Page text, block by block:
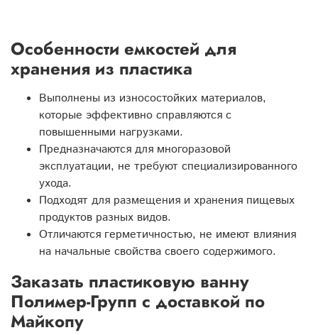
Особенности емкостей для
хранения из пластика
Выполнены из износостойких материалов,
которые эффективно справляются с
повышенными нагрузками.
Предназначаются для многоразовой
эксплуатации, не требуют специализированного
ухода.
Подходят для размещения и хранения пищевых
продуктов разных видов.
Отличаются герметичностью, не имеют влияния
на начальные свойства своего содержимого.
Заказать пластиковую ванну
Полимер-Групп с доставкой по
Майкопу